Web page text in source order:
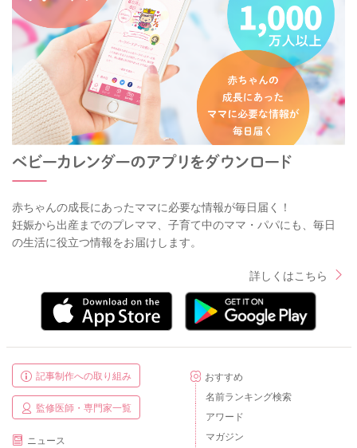
赤ちゃんの成長にあったママに必要な情報が毎日届く！
妊娠から出産までのプレママ、子育て中のママ・パパにも、毎日
の生活に役立つ情報をお届けします。
詳しくはこちら
記事制作への取り組み
監修医師・専門家一覧
ニュース
おすすめ
名前ランキング検索
アワード
マガジン